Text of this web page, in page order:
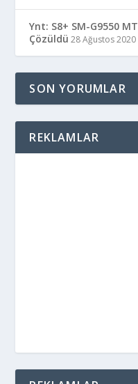
Ynt: S8+ SM-G9550
Çözüldü 28 Ağustos 2020
SON YORUMLAR
REKLAMLAR